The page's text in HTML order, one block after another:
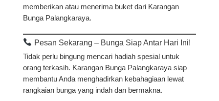
memberikan atau menerima buket dari Karangan
Bunga Palangkaraya.
Pesan Sekarang – Bunga Siap Antar Hari Ini!
Tidak perlu bingung mencari hadiah spesial untuk
orang terkasih. Karangan Bunga Palangkaraya siap
membantu Anda menghadirkan kebahagiaan lewat
rangkaian bunga yang indah dan bermakna.